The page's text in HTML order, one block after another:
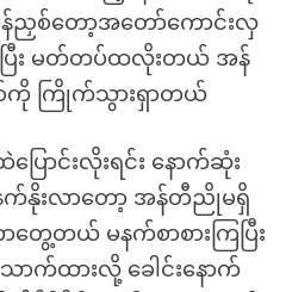
န်ညှစ်တော့အတော်ကောင်းလှ
း မတ်တပ်ထလိုးတယ် အန်
ကြိုက်သွားရှာတယ်
ောင်းလိုးရင်း နောက်ဆုံး
က်နိုးလာတော့ အန်တီညိုမရှိ
ေ့တယ် မနက်စာစားကြပြီး
ထားလို့ ခေါင်းနောက်